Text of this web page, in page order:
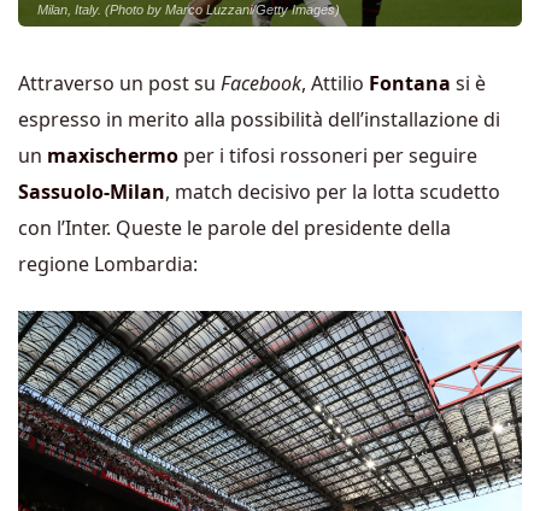
Milan, Italy. (Photo by Marco Luzzani/Getty Images)
Attraverso un post su Facebook, Attilio Fontana si è
espresso in merito alla possibilità dell’installazione di
un maxischermo per i tifosi rossoneri per seguire
Sassuolo-Milan, match decisivo per la lotta scudetto
con l’Inter. Queste le parole del presidente della
regione Lombardia: